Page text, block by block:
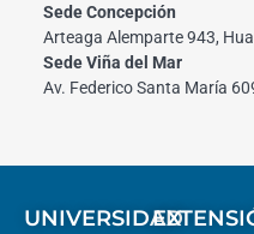
Sede Concepción
Arteaga Alemparte 943,
Sede Viña del Mar
Av. Federico Santa María
UNIVERSIDAD